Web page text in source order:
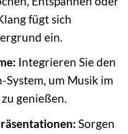
fügt sich
ein.
Integrieren Sie den
um Musik im
genießen.
Sorgen